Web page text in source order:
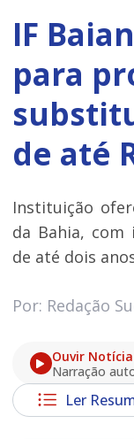
IF
para
de até
Instituição
da Bahia,
de até dois
Por: Redação
Ouvir Notícia
Narração
Ler